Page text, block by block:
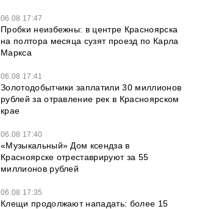
06.08 17:47
Пробки неизбежны: в центре Красноярска
на полтора месяца сузят проезд по Карла
Маркса
06.08 17:41
Золотодобытчики заплатили 30 миллионов
рублей за отравление рек в Красноярском
крае
06.08 17:40
«Музыкальный» Дом ксендза в
Красноярске отреставрируют за 55
миллионов рублей
06.08 17:35
Клещи продолжают нападать: более 15